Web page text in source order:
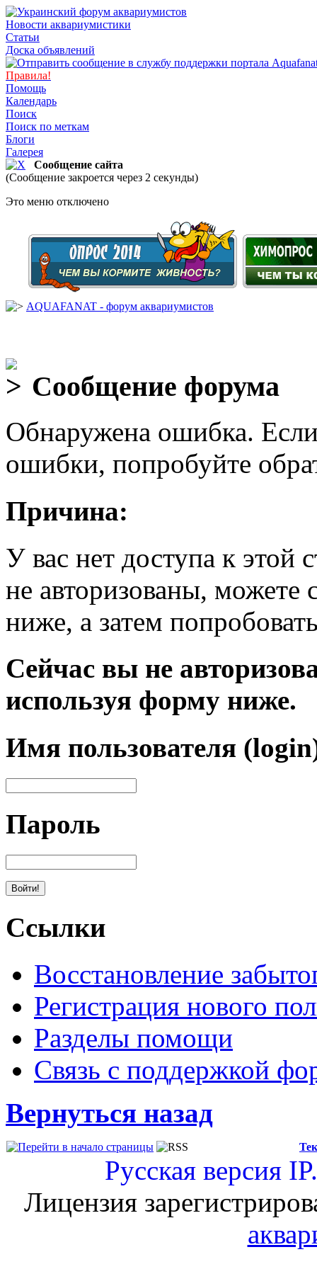
Новости аквариумистики
Статьи
Доска объявлений
Правила!
Помощь
Календарь
Поиск
Поиск по меткам
Блоги
Галерея
Сообщение сайта
(Сообщение закроется через 2 секунды)
Это меню отключено
AQUAFANAT - форум аквариумистов
Сообщение форума
Обнаружена ошибка.
ошибки, попробуйте
Причина:
У вас нет доступа к
не авторизованы, можете
ниже, а затем
Сейчас вы не
используя форму ниже.
Имя пользователя
Пароль
Ссылки
Восстановление
Регистрация нового
Разделы помощи
Связь с поддержкой
Вернуться назад
Русская версия
Лицензия